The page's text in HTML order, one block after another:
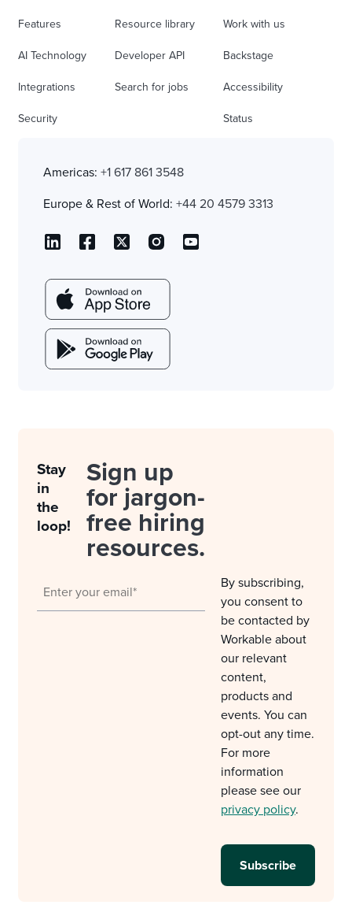
Features
AI Technology
Integrations
Security
Resource library
Developer API
Search for jobs
Work with us
Backstage
Accessibility
Status
Americas: +1 617 861 3548
Europe & Rest of World: +44 20 4579 3313
Stay
in
the
loop!
Sign up
for jargon-
free hiring
resources.
By subscribing,
you consent to
be contacted by
Workable about
our relevant
content,
products and
events. You can
opt-out any time.
For more
information
please see our
privacy policy.